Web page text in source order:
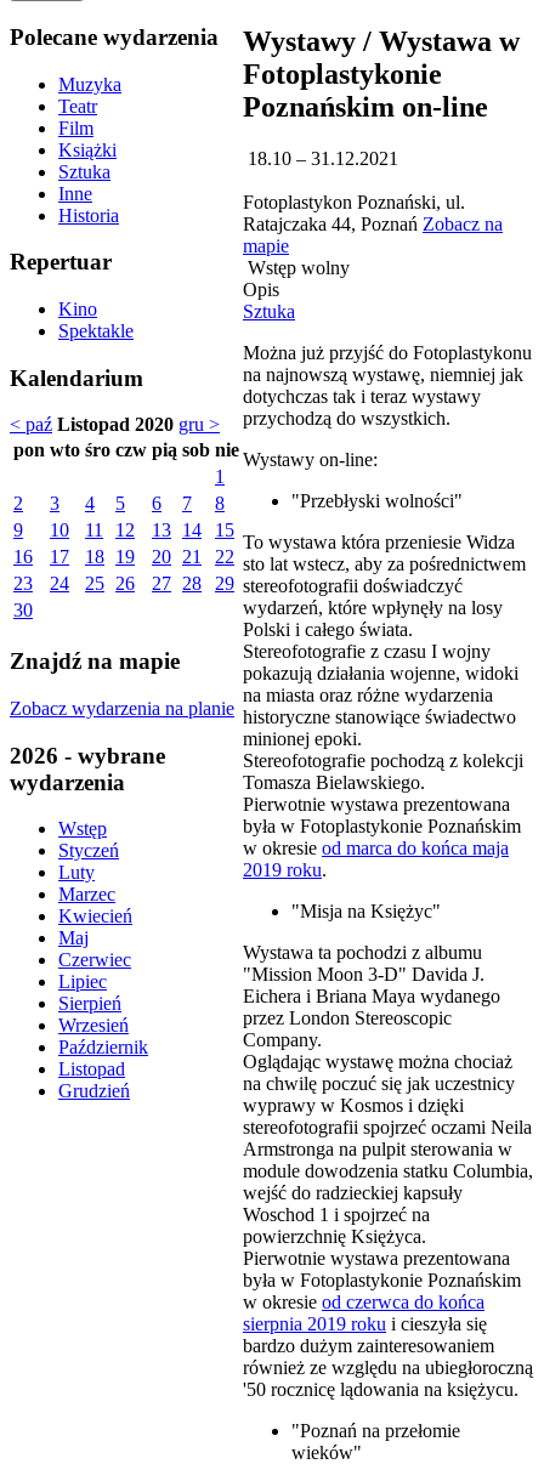
Polecane wydarzenia
Muzyka
Teatr
Film
Książki
Sztuka
Inne
Historia
Repertuar
Kino
Spektakle
Kalendarium
< paź Listopad 2020 gru >
pon wto śro czw pią sob nie
1
2
3 4 5 6 7
8
9
10 11 12 13 14
15
16
17 18 19 20 21
22
23
24 25 26 27 28
29
30
Znajdź na mapie
Zobacz wydarzenia na planie
2026 - wybrane
wydarzenia
Wstęp
Styczeń
Luty
Marzec
Kwiecień
Maj
Czerwiec
Lipiec
Sierpień
Wrzesień
Październik
Listopad
Grudzień
Wystawy / Wystawa w
Fotoplastykonie
Poznańskim on-line
18.10 – 31.12.2021
Fotoplastykon Poznański, ul.
Ratajczaka 44, Poznań Zobacz na
mapie
Wstęp wolny
Opis
Sztuka
Można już przyjść do Fotoplastykonu
na najnowszą wystawę, niemniej jak
dotychczas tak i teraz wystawy
przychodzą do wszystkich.
Wystawy on-line:
"Przebłyski wolności"
To wystawa która przeniesie Widza
sto lat wstecz, aby za pośrednictwem
stereofotografii doświadczyć
wydarzeń, które wpłynęły na losy
Polski i całego świata.
Stereofotografie z czasu I wojny
pokazują działania wojenne, widoki
na miasta oraz różne wydarzenia
historyczne stanowiące świadectwo
minionej epoki.
Stereofotografie pochodzą z kolekcji
Tomasza Bielawskiego.
Pierwotnie wystawa prezentowana
była w Fotoplastykonie Poznańskim
w okresie od marca do końca maja
2019 roku.
"Misja na Księżyc"
Wystawa ta pochodzi z albumu
"Mission Moon 3-D" Davida J.
Eichera i Briana Maya wydanego
przez London Stereoscopic
Company.
Oglądając wystawę można chociaż
na chwilę poczuć się jak uczestnicy
wyprawy w Kosmos i dzięki
stereofotografii spojrzeć oczami Neila
Armstronga na pulpit sterowania w
module dowodzenia statku Columbia,
wejść do radzieckiej kapsuły
Woschod 1 i spojrzeć na
powierzchnię Księżyca.
Pierwotnie wystawa prezentowana
była w Fotoplastykonie Poznańskim
w okresie od czerwca do końca
sierpnia 2019 roku i cieszyła się
bardzo dużym zainteresowaniem
również ze względu na ubiegłoroczną
'50 rocznicę lądowania na księżycu.
"Poznań na przełomie
wieków"